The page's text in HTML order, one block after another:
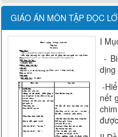
GIÁO ÁN MÔN TẬP ĐỌC
I
-
dịng
-
nết